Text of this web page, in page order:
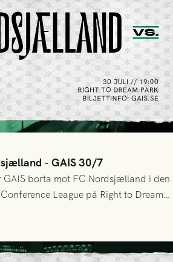
- GAIS 30/7
GAIS borta mot FC Nordsjælland i den
League på Right to Dream
ledarstaben har tagit ut följande